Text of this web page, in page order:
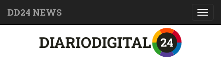
DD24 NEWS